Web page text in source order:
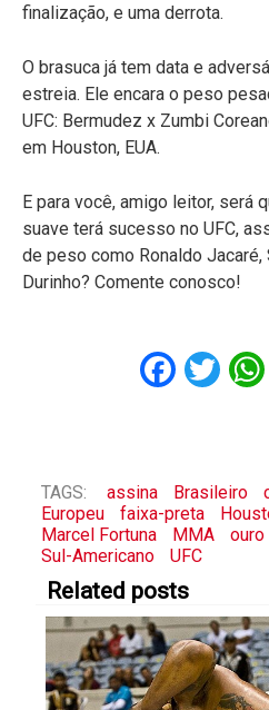
finalização, e uma derrota.
O brasuca já tem data e
estreia. Ele encara o peso
UFC: Bermudez x Zumbi
em Houston, EUA.
E para você, amigo leitor, será
suave terá sucesso no UFC,
de peso como Ronaldo
Durinho? Comente conosco!
TAGS: assina Brasileiro
Europeu
faixa-preta
Marcel Fortuna
MMA ouro
Sul-Americano
UFC
Related posts